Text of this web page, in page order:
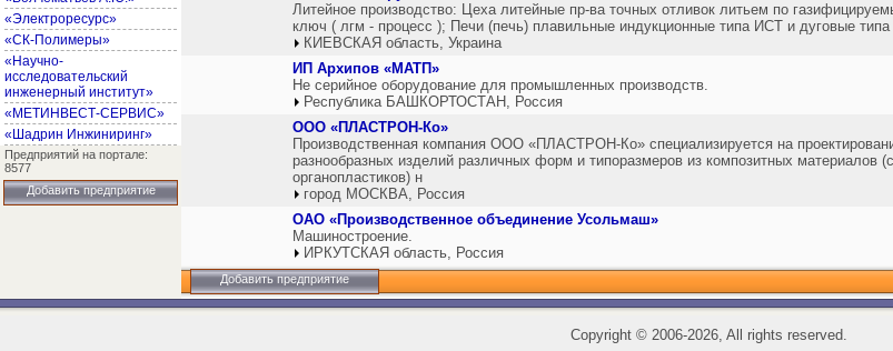
«Электроресурс»
«СК-Полимеры»
«Научно-
исследовательский
инженерный институт»
«МЕТИНВЕСТ-СЕРВИС»
«Шадрин Инжиниринг»
Предприятий на портале:
8577
Добавить предприятие
Литейное производство: Цеха литейные пр-ва точных отливок литьем по
ключ ( лгм - процесс ); Печи (печь) плавильные индукционные типа ИСТ и дуговые
КИЕВСКАЯ область, Украина
ИП Архипов «МАТП»
Не серийное оборудование для промышленных производств.
Республика БАШКОРТОСТАН, Россия
ООО «ПЛАСТРОН-Ко»
Производственная компания ООО «ПЛАСТРОН-Ко» специализируется на
разнообразных изделий различных форм и типоразмеров из композитных материалов
органопластиков) н
город МОСКВА, Россия
ОАО «Производственное объединение Усольмаш»
Машиностроение.
ИРКУТСКАЯ область, Россия
Добавить предприятие
Copyright ©2006-2026, All rights reserved.